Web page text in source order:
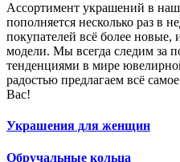
Ассортимент украшений в
пополняется несколько раз в
покупателей всё более
модели. Мы всегда следим за
тенденциями в мире
радостью предлагаем всё
Вас!
Украшения для женщин
Обручальные кольца